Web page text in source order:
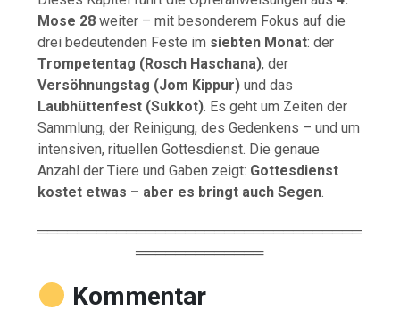
Mose 28 weiter – mit besonderem Fokus auf die
drei bedeutenden Feste im siebten Monat: der
Trompetentag (Rosch Haschana), der
Versöhnungstag (Jom Kippur) und das
Laubhüttenfest (Sukkot). Es geht um Zeiten der
Sammlung, der Reinigung, des Gedenkens – und um
intensiven, rituellen Gottesdienst. Die genaue
Anzahl der Tiere und Gaben zeigt: Gottesdienst
kostet etwas – aber es bringt auch Segen.
═════════════════════════════════
═════════════
Kommentar